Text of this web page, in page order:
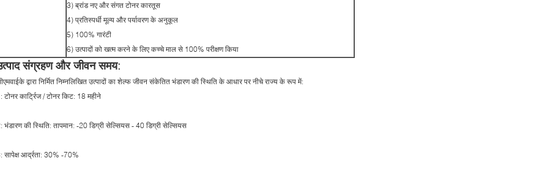
3) ब्रांड नए और संगत टोनर कारतूस
4) प्रतिस्पर्धी मूल्य और पर्यावरण के अनुकूल
5) 100% गारंटी
6) उत्पादों को खत्म करने के लिए कच्चे माल से 100% परीक्षण किया
संग्रहण और जीवन समय:
द्वारा निर्मित निम्नलिखित उत्पादों का शेल्फ जीवन संकेतित भंडारण की स्थिति के आधार पर नीचे राज्य के रूप में:
टोनर कार्ट्रिज / टोनर किट: 18 महीने
भंडारण की स्थिति: तापमान: -20 डिग्री सेल्सियस - 40 डिग्री सेल्सियस
सापेक्ष आर्द्रता: 30% -70%